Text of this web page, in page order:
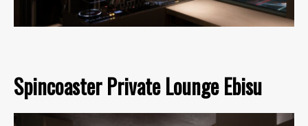
Spincoaster Private Lounge Ebisu